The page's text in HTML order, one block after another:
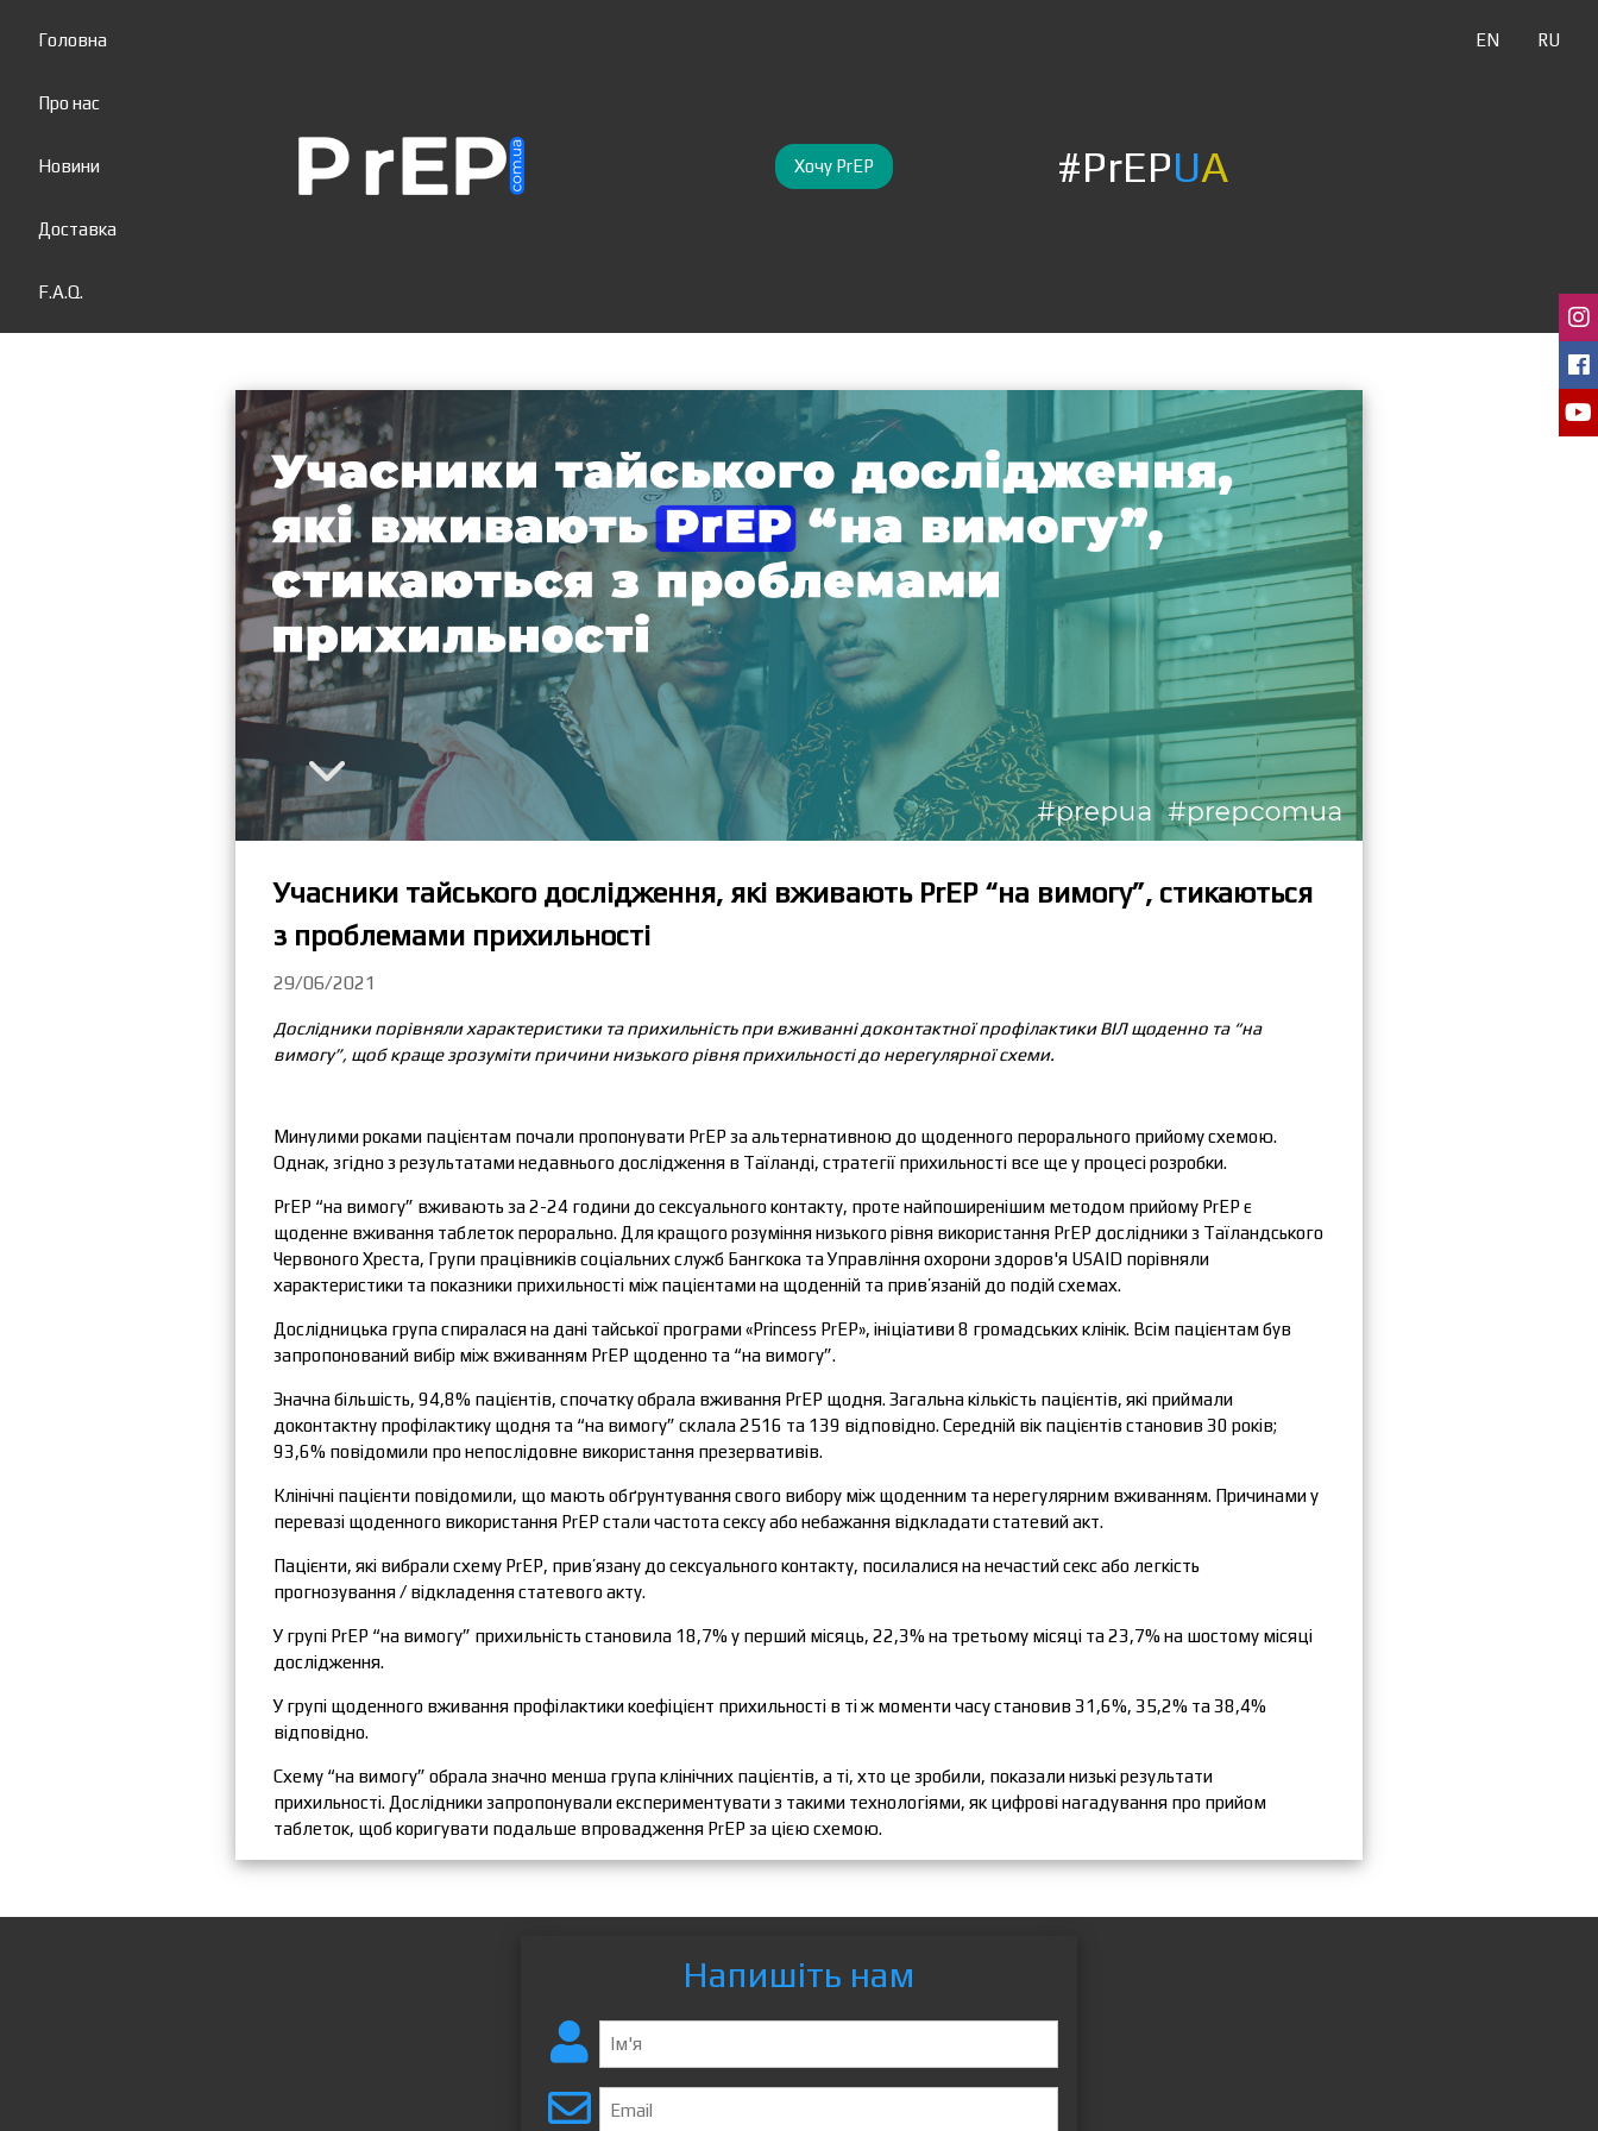
Головна
Про нас
Новини
Доставка
F.A.Q.
Хочу PrEP #PrEPUA
RU
EN
Учасники тайського дослідження, які вживають PrEP “на вимогу”, стикаються
з проблемами прихильності
29/06/2021
Дослідники порівняли характеристики та прихильність при вживанні доконтактної профілактики ВІЛ щоденно та “на
вимогу”, щоб краще зрозуміти причини низького рівня прихильності до нерегулярної схеми.
Минулими роками пацієнтам почали пропонувати PrEP за альтернативною до щоденного перорального прийому схемою.
Однак, згідно з результатами недавнього дослідження в Таїланді, стратегії прихильності все ще у процесі розробки.
PrEP “на вимогу” вживають за 2-24 години до сексуального контакту, проте найпоширенішим методом прийому PrEP є
щоденне вживання таблеток перорально. Для кращого розуміння низького рівня використання PrEP дослідники з Таїландського
Червоного Хреста, Групи працівників соціальних служб Бангкока та Управління охорони здоров'я USAID порівняли
характеристики та показники прихильності між пацієнтами на щоденній та прив’язаній до подій схемах.
Дослідницька група спиралася на дані тайської програми «Princess PrEP», ініціативи 8 громадських клінік. Всім пацієнтам був
запропонований вибір між вживанням PrEP щоденно та “на вимогу”.
Значна більшість, 94,8% пацієнтів, спочатку обрала вживання PrEP щодня. Загальна кількість пацієнтів, які приймали
доконтактну профілактику щодня та “на вимогу” склала 2516 та 139 відповідно. Середній вік пацієнтів становив 30 років;
93,6% повідомили про непослідовне використання презервативів.
Клінічні пацієнти повідомили, що мають обґрунтування свого вибору між щоденним та нерегулярним вживанням. Причинами у
перевазі щоденного використання PrEP стали частота сексу або небажання відкладати статевий акт.
Пацієнти, які вибрали схему PrEP, прив’язану до сексуального контакту, посилалися на нечастий секс або легкість
прогнозування / відкладення статевого акту.
У групі PrEP “на вимогу” прихильність становила 18,7% у перший місяць, 22,3% на третьому місяці та 23,7% на шостому місяці
дослідження.
У групі щоденного вживання профілактики коефіцієнт прихильності в ті ж моменти часу становив 31,6%, 35,2% та 38,4%
відповідно.
Схему “на вимогу” обрала значно менша група клінічних пацієнтів, а ті, хто це зробили, показали низькі результати
прихильності. Дослідники запропонували експериментувати з такими технологіями, як цифрові нагадування про прийом
таблеток, щоб коригувати подальше впровадження PrEP за цією схемою.
Напишіть нам